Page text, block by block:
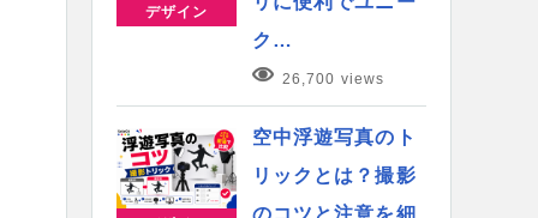
デザイン
ク…
26,700 views
空中浮遊写真のト
リックとは？撮影
のコツと注意を細